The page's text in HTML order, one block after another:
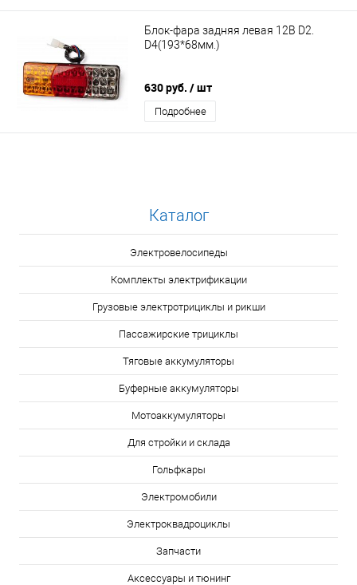
Блок-фара задняя левая 12В D2.
D4(193*68мм.)
630 руб. / шт
Подробнее
Каталог
Электровелосипеды
Комплекты электрификации
Грузовые электротрициклы и рикши
Пассажирские трициклы
Тяговые аккумуляторы
Буферные аккумуляторы
Мотоаккумуляторы
Для стройки и склада
Гольфкары
Электромобили
Электроквадроциклы
Запчасти
Аксессуары и тюнинг